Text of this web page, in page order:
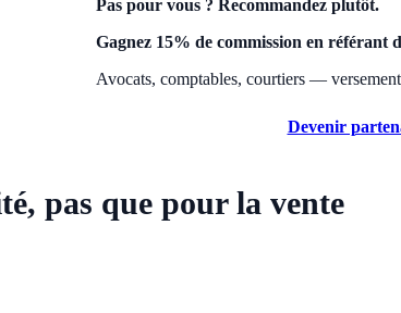
Pas pour vous ? Recommandez plutôt.
Gagnez 15% de commission en référant
Avocats, comptables, courtiers —
Devenir
pas que pour la vente